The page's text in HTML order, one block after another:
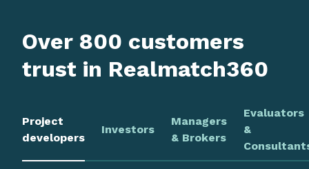
Over 800 customers
trust in Realmatch360
Project
developers
Investors
Managers
& Brokers
Evaluators
&